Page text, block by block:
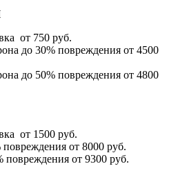
от 750 руб.
до 30% повреждения от 4500
до 50% повреждения от 4800
от 1500 руб.
от 8000 руб.
повреждения от 9300 руб.